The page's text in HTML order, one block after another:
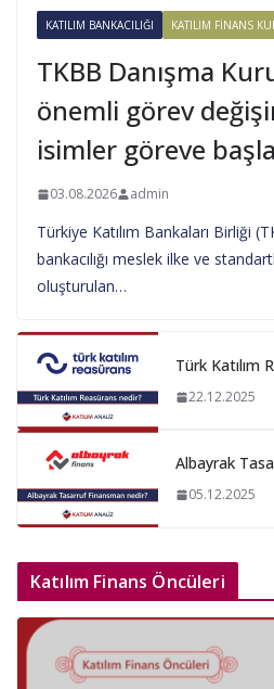
KATILIM BANKACILIĞI KATILIM FINANS
TKBB Danışma
önemli görev
isimler göreve
03.08.2026 admin
Türkiye Katılım Bankaları Birliği
bankacılığı meslek ilke ve
oluşturulan…
Türk Katılım
22.12.2025
Albayrak
05.12.2025
Katılım Finans Öncüleri